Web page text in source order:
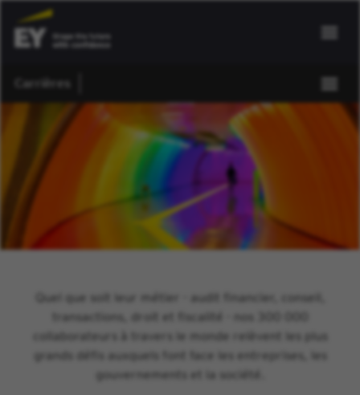
Carrières
Quel que soit leur métier - audit financier, conseil,
transactions, droit et fiscalité - nos 300 000
collaborateurs à travers le monde relèvent les plus
grands défis auxquels font face les entreprises, les
gouvernements et la société.